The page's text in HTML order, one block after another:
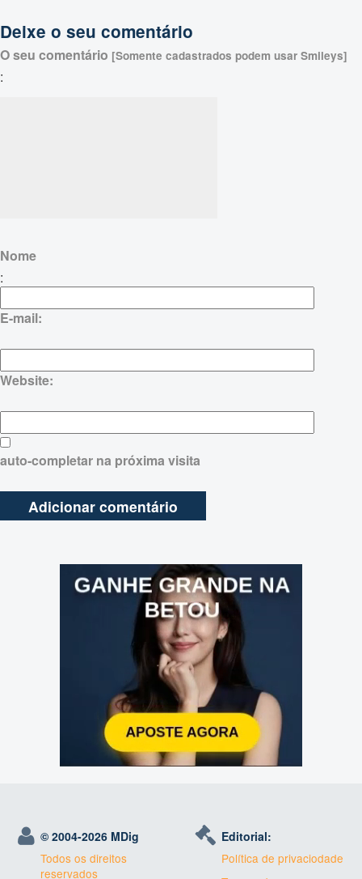
Deixe o seu comentário
O seu comentário [Somente cadastrados podem usar Smileys]
:
Nome
:
E-mail:
Website:
auto-completar na próxima visita
© 2004-2026 MDig
Todos os direitos
reservados
Editorial:
Política de privaciodade